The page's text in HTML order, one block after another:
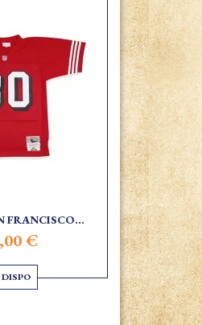
FRANCISCO...
€
DISPO